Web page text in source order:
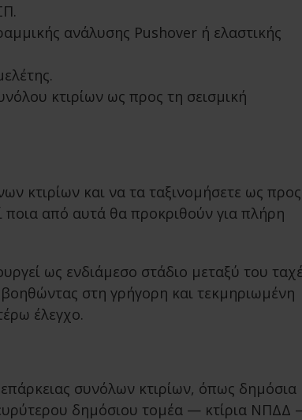
ανάλυσης Pushover ή ελαστικής
κτιρίων ως προς τη σεισμική
κτιρίων και να τα ταξινομήσετε ως
ποια από αυτά θα προκριθούν για πλήρη
ως ενδιάμεσο στάδιο μεταξύ του
στη γρήγορη και τεκμηριωμένη
έλεγχο.
συνόλων κτιρίων, όπως δημόσια
δημόσιου τομέα — κτίρια ΝΠΔΔ